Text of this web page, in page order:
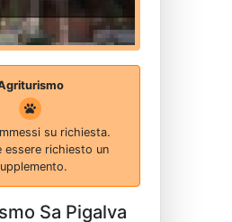
su richiesta.
essere richiesto un
Sa Pigalva